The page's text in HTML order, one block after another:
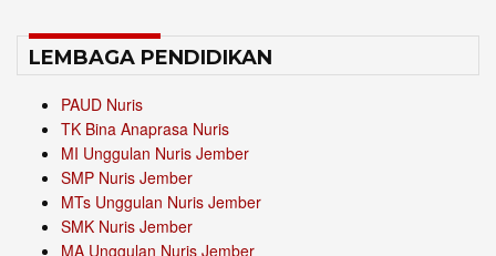
LEMBAGA PENDIDIKAN
PAUD Nuris
TK Bina Anaprasa Nuris
MI Unggulan Nuris Jember
SMP Nuris Jember
MTs Unggulan Nuris Jember
SMK Nuris Jember
MA Unggulan Nuris Jember